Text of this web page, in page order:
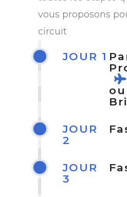
vous proposons
circuit
JOUR 1
ou
JOUR
2
JOUR
3